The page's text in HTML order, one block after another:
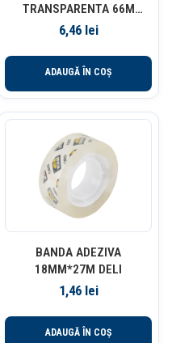
TRANSPARENTA 66M
48MM DELI
6,46 lei
ADAUGĂ ÎN COȘ
BANDA ADEZIVA
18MM*27M DELI
1,46 lei
ADAUGĂ ÎN COȘ